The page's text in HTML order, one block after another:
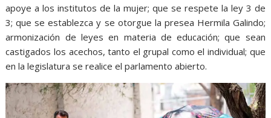
apoye a los institutos de la mujer; que se respete la ley 3 de
3; que se establezca y se otorgue la presea Hermila Galindo;
armonización de leyes en materia de educación; que sean
castigados los acechos, tanto el grupal como el individual; que
en la legislatura se realice el parlamento abierto.